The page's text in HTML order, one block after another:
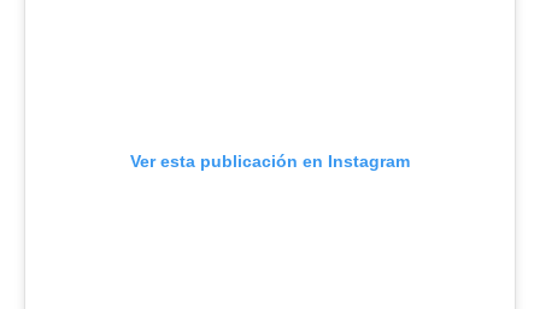
Ver esta publicación en Instagram